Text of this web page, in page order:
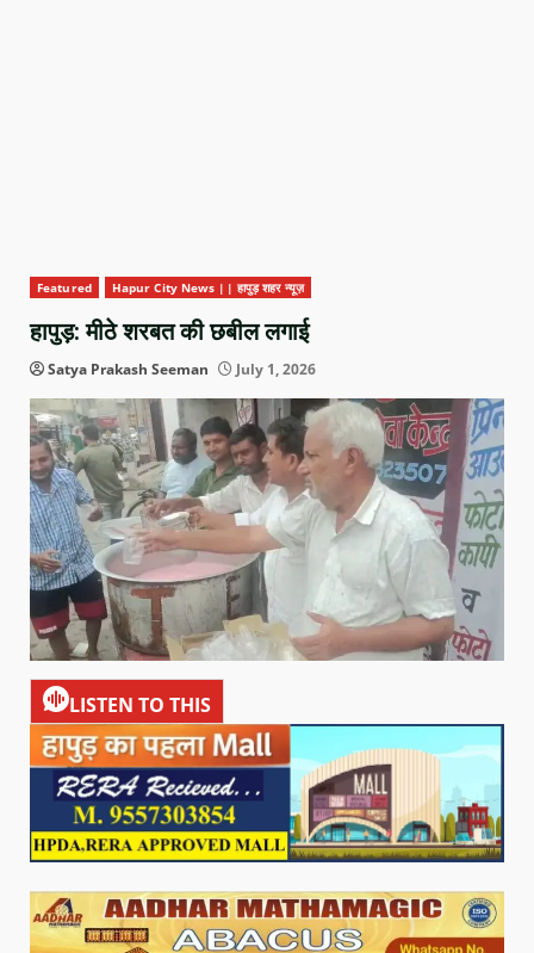
Featured Hapur City News || हापुड़ शहर न्यूज़
हापुड़: मीठे शरबत की छबील लगाई
Satya Prakash Seeman July 1, 2026
LISTEN TO THIS